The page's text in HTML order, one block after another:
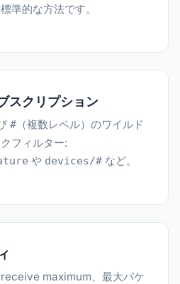
準的な方法です。
スクリプション
# （複数レベル）のワイルド
フィルター:
や devices/# など。
maximum、最大パケ